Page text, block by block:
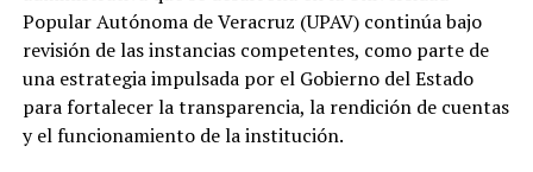
Veracruz con sólo 20 municipios en sequía
ANTES
Aumento casos Covid, pocos son graves
prioridad desde el inicio de mi gobierno y continuaremos
gestionando recursos y proyectos que contribuyan al
desarrollo del municipio y al bienestar de las familias
alvaradeñas”.
Por último, reconoció y agradeció a la gobernadora del
Popular Autónoma de Veracruz (UPAV) continúa bajo
revisión de las instancias competentes, como parte de
una estrategia impulsada por el Gobierno del Estado
para fortalecer la transparencia, la rendición de cuentas
y el funcionamiento de la institución.